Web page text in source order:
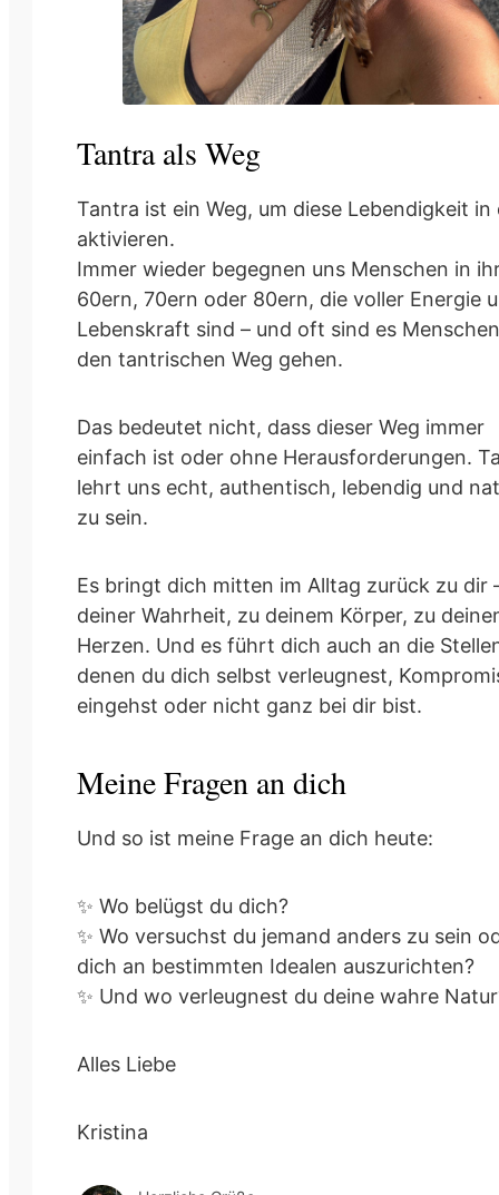
Tantra als Weg
Tantra ist ein Weg, um diese Lebendigkeit in
aktivieren.
Immer wieder begegnen uns Menschen in
60ern, 70ern oder 80ern, die voller Energie
Lebenskraft sind – und oft sind es
den tantrischen Weg gehen.
Das bedeutet nicht, dass dieser Weg immer
einfach ist oder ohne Herausforderungen.
lehrt uns echt, authentisch, lebendig und
zu sein.
Es bringt dich mitten im Alltag zurück zu dir
deiner Wahrheit, zu deinem Körper, zu
Herzen. Und es führt dich auch an die
denen du dich selbst verleugnest,
eingehst oder nicht ganz bei dir bist.
Meine Fragen an dich
Und so ist meine Frage an dich heute:
✨ Wo belügst du dich?
✨ Wo versuchst du jemand anders zu sein
dich an bestimmten Idealen auszurichten?
✨ Und wo verleugnest du deine wahre
Alles Liebe
Kristina